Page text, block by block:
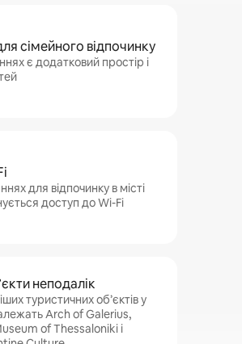
сімейного відпочинку
є додатковий простір і
для відпочинку в місті
доступ до Wi-Fi
неподалік
туристичних об’єктів у
Arch of Galerius,
of Thessaloniki і